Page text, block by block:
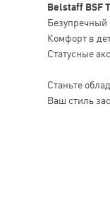
Belstaff BSF
Безупречный
Комфорт в
Статусные
Станьте
Ваш стиль